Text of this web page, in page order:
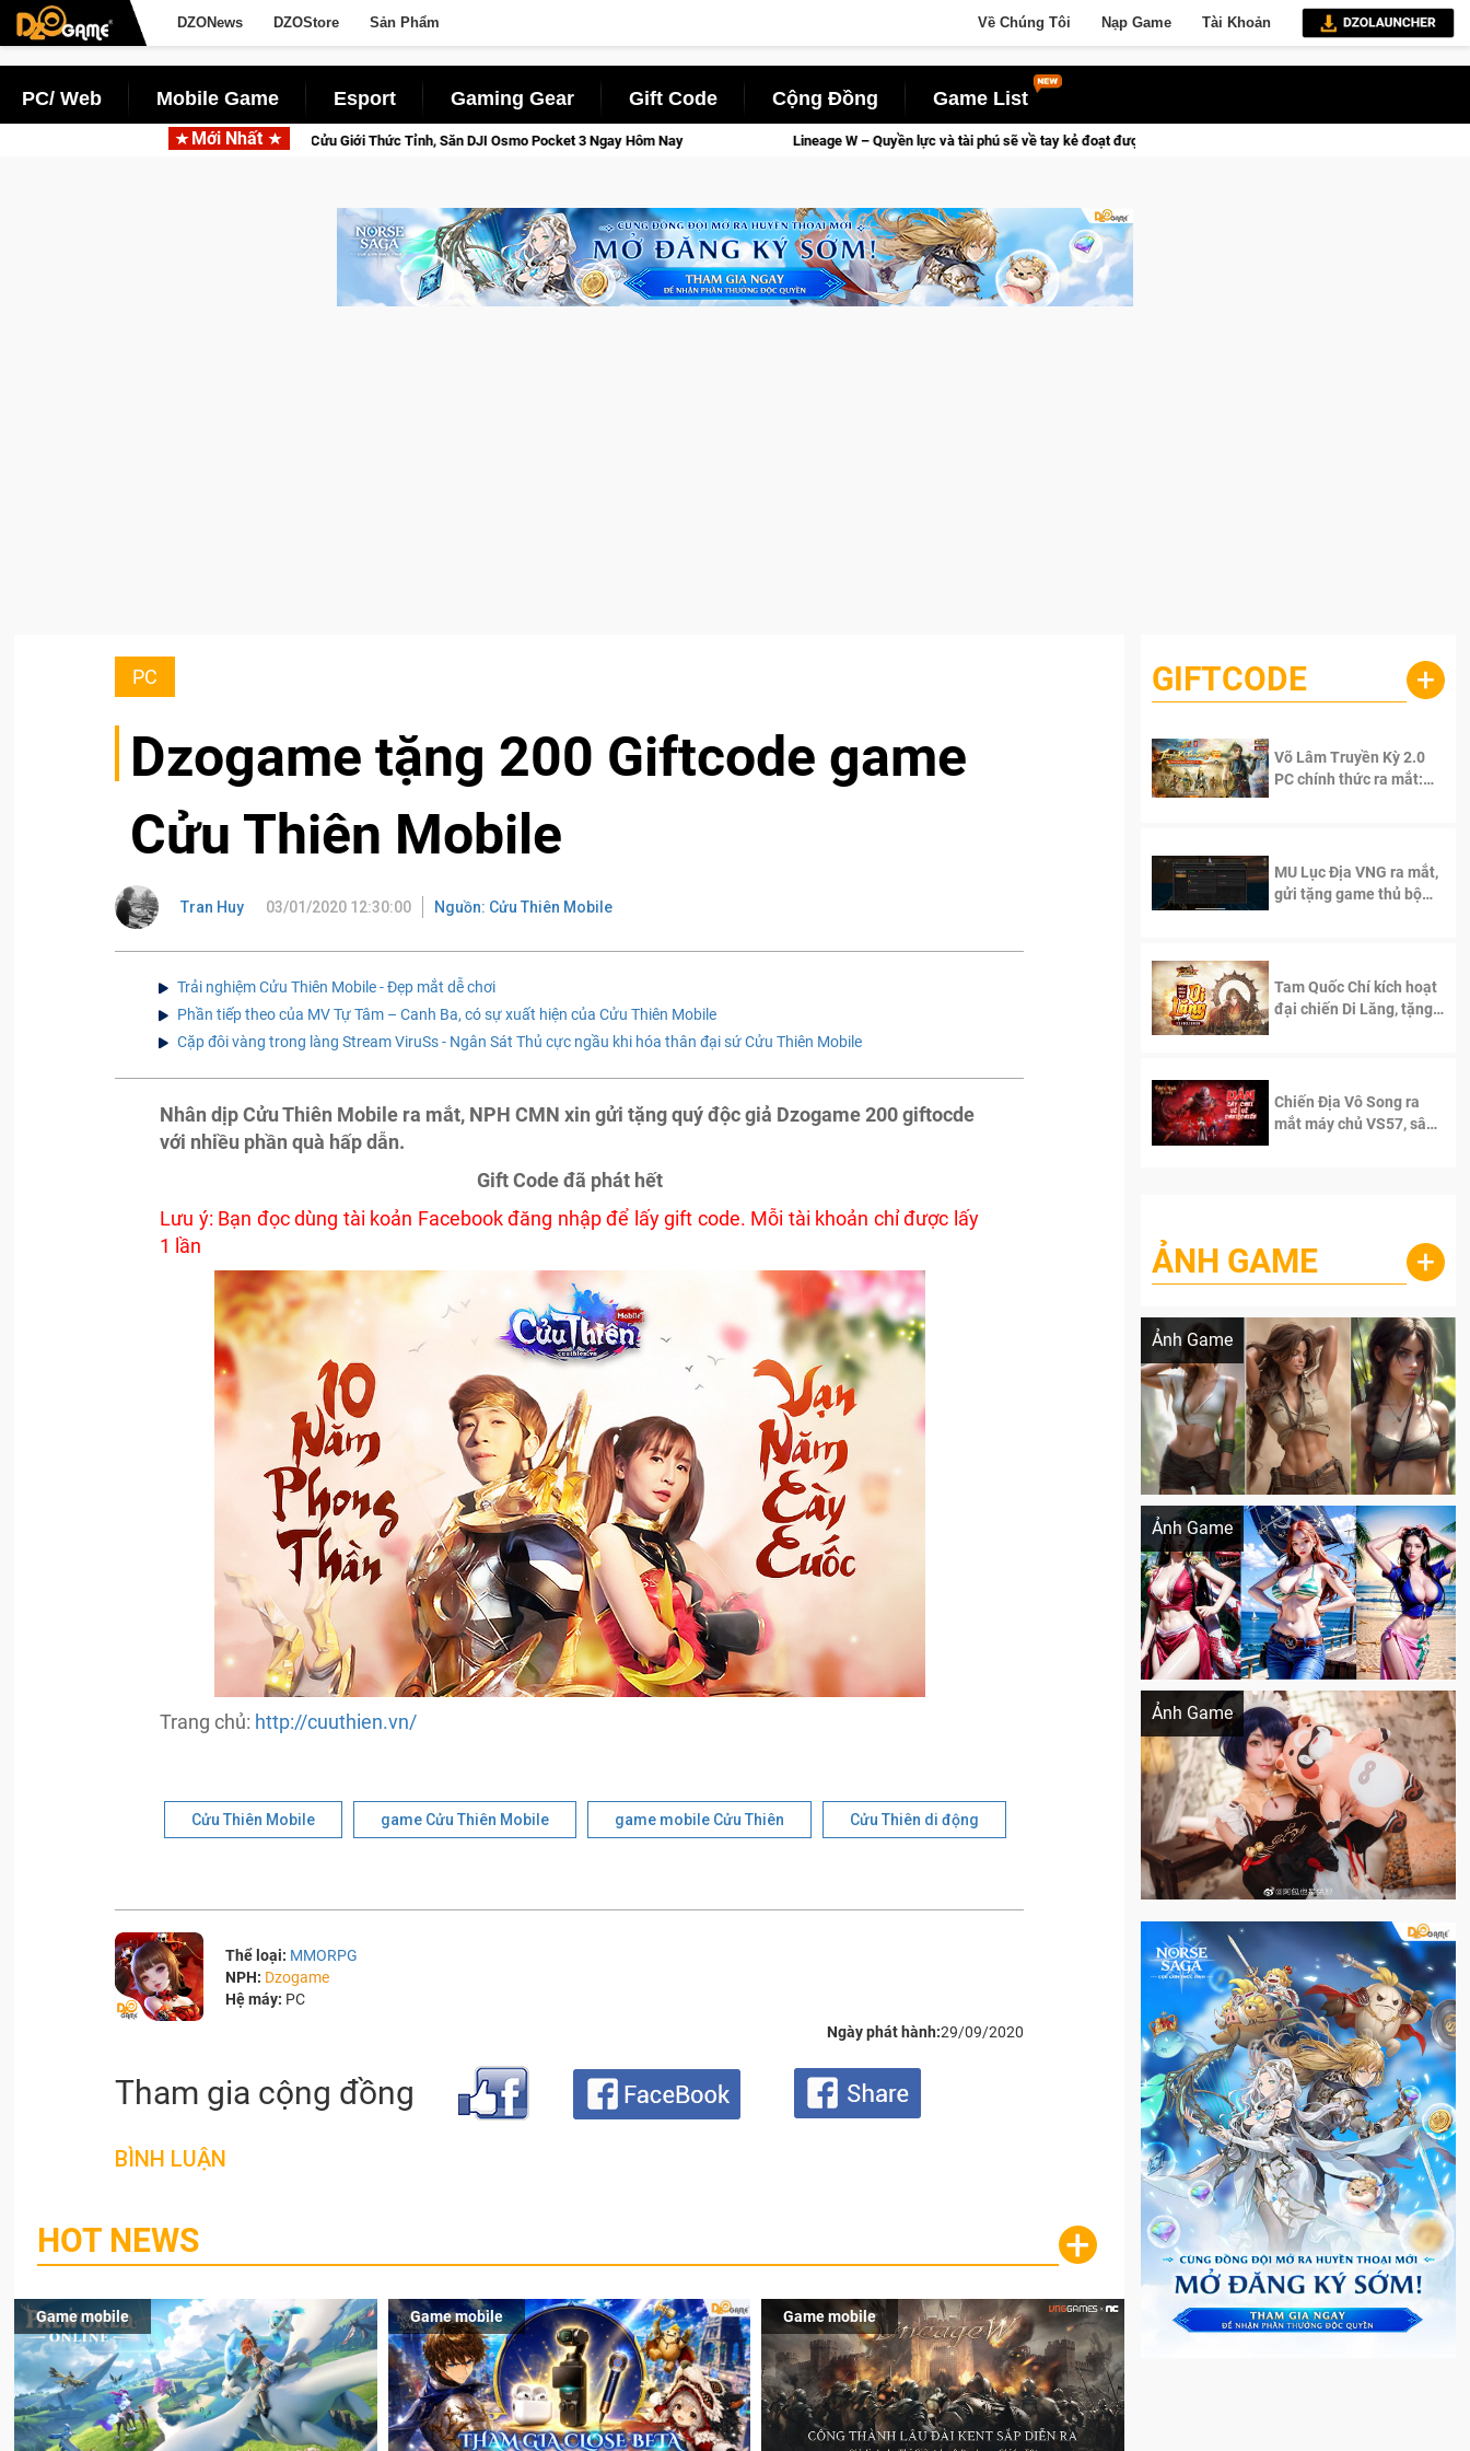
DZONews DZOStore Sản Phẩm Về Chúng Tôi Nạp Game Tài Khoản
PC/ Web Mobile Game Esport Gaming Gear Gift Code Cộng Đồng Game List
Mới Nhất
Beta Norse Saga: Cửu Giới Thức Tỉnh, Săn DJI Osmo Pocket 3 Ngay Hôm Nay Lineage W – Quyền lực và tài phú sẽ về tay kẻ đoạt được Vương Quyền thành Kent sắp tới!
PC
Dzogame tặng 200 Giftcode game
Cửu Thiên Mobile
Tran Huy 03/01/2020 12:30:00 Nguồn: Cửu Thiên Mobile
Trải nghiệm Cửu Thiên Mobile - Đẹp mắt dễ chơi
Phần tiếp theo của MV Tự Tâm – Canh Ba, có sự xuất hiện của Cửu Thiên Mobile
Cặp đôi vàng trong làng Stream ViruSs - Ngân Sát Thủ cực ngầu khi hóa thân đại sứ Cửu Thiên Mobile
Nhân dịp Cửu Thiên Mobile ra mắt, NPH CMN xin gửi tặng quý độc giả Dzogame 200 giftocde
với nhiều phần quà hấp dẫn.
Gift Code đã phát hết
Lưu ý: Bạn đọc dùng tài koản Facebook đăng nhập để lấy gift code. Mỗi tài khoản chỉ được lấy
1 lần
Trang chủ: http://cuuthien.vn/
Cửu Thiên Mobile game Cửu Thiên Mobile game mobile Cửu Thiên Cửu Thiên di động
Thể loại: MMORPG
NPH: Dzogame
Hệ máy: PC
Ngày phát hành:29/09/2020
Tham gia cộng đồng
BÌNH LUẬN
HOT NEWS +
Game mobile Game mobile Game mobile
GIFTCODE +
Võ Lâm Truyền Kỳ 2.0
PC chính thức ra mắt:
MU Lục Địa VNG ra mắt,
gửi tặng game thủ bộ
Tam Quốc Chí kích hoạt
đại chiến Di Lăng, tặng
Chiến Địa Vô Song ra
mắt máy chủ VS57, sân
ẢNH GAME +
Ảnh Game
Lala Croft vừa nóng vừa xinh dưới nét vẽ
Ảnh Game
Khi AI Cosplay gái đẹp One Piece
Ảnh Game
Cosplay Xiangling siêu cute